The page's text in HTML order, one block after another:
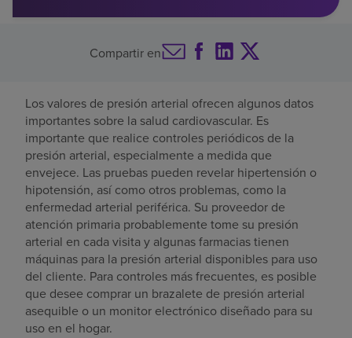
Compartir en
Los valores de presión arterial ofrecen algunos datos
importantes sobre la salud cardiovascular. Es
importante que realice controles periódicos de la
presión arterial, especialmente a medida que
envejece. Las pruebas pueden revelar hipertensión o
hipotensión, así como otros problemas, como la
enfermedad arterial periférica. Su proveedor de
atención primaria probablemente tome su presión
arterial en cada visita y algunas farmacias tienen
máquinas para la presión arterial disponibles para uso
del cliente. Para controles más frecuentes, es posible
que desee comprar un brazalete de presión arterial
asequible o un monitor electrónico diseñado para su
uso en el hogar.